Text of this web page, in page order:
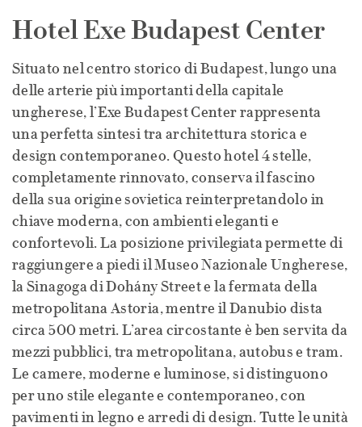
Hotel Exe Budapest Center
Situato nel centro storico di Budapest, lungo una
delle arterie più importanti della capitale
ungherese, l’Exe Budapest Center rappresenta
una perfetta sintesi tra architettura storica e
design contemporaneo. Questo hotel 4 stelle,
completamente rinnovato, conserva il fascino
della sua origine sovietica reinterpretandolo in
chiave moderna, con ambienti eleganti e
confortevoli. La posizione privilegiata permette di
raggiungere a piedi il Museo Nazionale Ungherese,
la Sinagoga di Dohány Street e la fermata della
metropolitana Astoria, mentre il Danubio dista
circa 500 metri. L’area circostante è ben servita da
mezzi pubblici, tra metropolitana, autobus e tram.
Le camere, moderne e luminose, si distinguono
per uno stile elegante e contemporaneo, con
pavimenti in legno e arredi di design. Tutte le unità